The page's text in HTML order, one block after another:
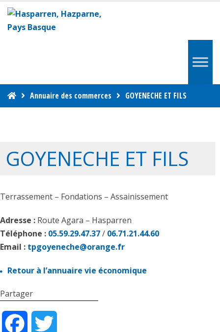
Annuaire des commerces GOYENECHE ET FILS
GOYENECHE ET FILS
Terrassement – Fondations – Assainissement
Adresse : Route Agara – Hasparren
Téléphone : 05.59.29.47.37/ 06.71.21.44.60
Email : tpgoyeneche@orange.fr
Retour à l’annuaire vie économique
Partager
Facebook